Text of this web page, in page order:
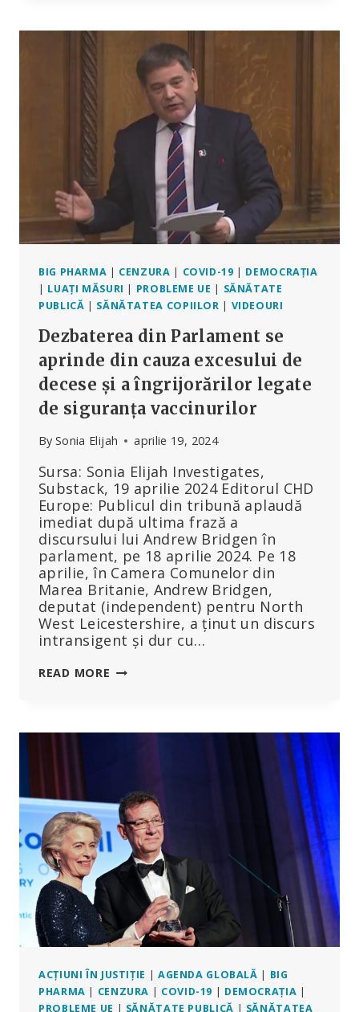
PRODUCEREA
AGENȚI
PATOGENI
BIG PHARMA | CENZURA | COVID-19 | DEMOCRAȚIA
| LUAȚI MĂSURI | PROBLEME UE | SĂNĂTATE
PUBLICĂ | SĂNĂTATEA COPIILOR | VIDEOURI
Dezbaterea din Parlament se
aprinde din cauza excesului de
decese și a îngrijorărilor legate
de siguranța vaccinurilor
By Sonia Elijah aprilie 19, 2024
Sursa: Sonia Elijah Investigates,
Substack, 19 aprilie 2024 Editorul CHD
Europe: Publicul din tribună aplaudă
imediat după ultima frază a
discursului lui Andrew Bridgen în
parlament, pe 18 aprilie 2024. Pe 18
aprilie, în Camera Comunelor din
Marea Britanie, Andrew Bridgen,
deputat (independent) pentru North
West Leicestershire, a ținut un discurs
intransigent și dur cu…
READ MORE DEZBATEREA
EXCESULUI
DE
DECESE
ȘI
A
ÎNGRIJORĂRILOR
LEGATE
DE
SIGURANȚA
VACCINURILOR
ACȚIUNI ÎN JUSTIȚIE | AGENDA GLOBALĂ | BIG
PHARMA | CENZURA | COVID-19 | DEMOCRAȚIA |
PROBLEME UE | SĂNĂTATE PUBLICĂ | SĂNĂTATEA